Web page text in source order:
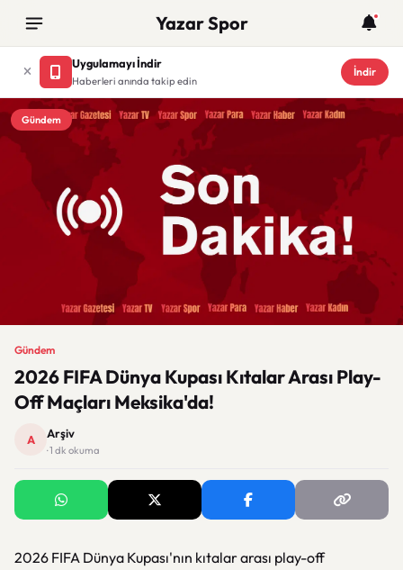
Yazar Spor
Uygulamayı İndir
Haberleri anında takip edin
İndir
Gündem
Gündem
2026 FIFA Dünya Kupası Kıtalar Arası Play-
Off Maçları Meksika'da!
A Arşiv
· 1 dk okuma
2026 FIFA Dünya Kupası'nın kıtalar arası play-off